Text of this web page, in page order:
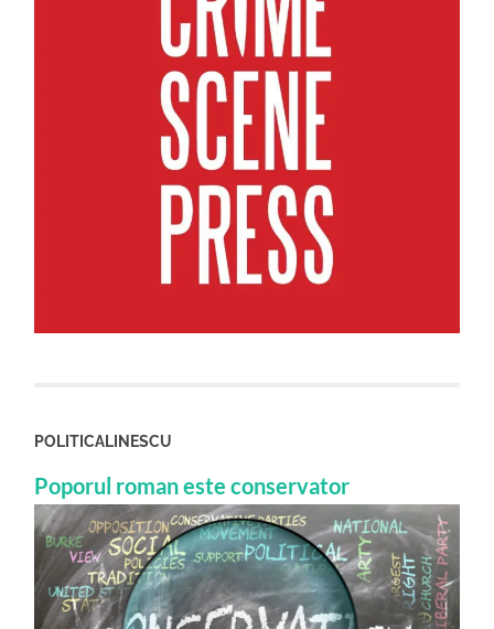
POLITICALINESCU
Poporul roman este conservator